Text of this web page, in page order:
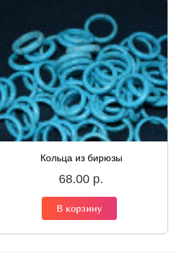
Кольца из бирюзы
68.00 р.
В корзину